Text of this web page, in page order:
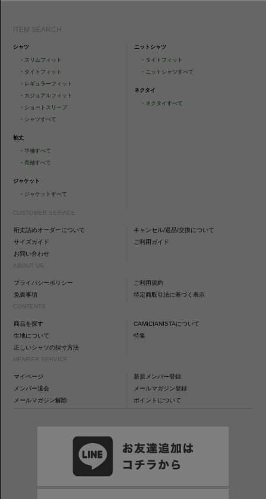
ITEM SEARCH
シャツ
・ スリムフィット
・ タイトフィット
・ レギュラーフィット
・ カジュアルフィット
・ ショートスリーブ
・ シャツすべて
袖丈
・半袖すべて
・長袖すべて
ジャケット
・ ジャケットすべて
ニットシャツ
・ タイトフィット
・ ニットシャツすべて
ネクタイ
・ ネクタイすべて
CUSTOMER SERVICE
裄丈詰めオーダーについて
キャンセル/返品/交換について
サイズガイド
ご利用ガイド
お問い合わせ
ABOUT US
プライバシーポリシー
ご利用規約
免責事項
特定商取引法に基づく表示
CONTENTS
商品を探す
CAMICIANISTAについて
生地について
特集
正しいシャツの採寸方法
MEMBER SERVICE
マイページ
新規メンバー登録
メンバー退会
メールマガジン登録
メールマガジン解除
ポイントについて